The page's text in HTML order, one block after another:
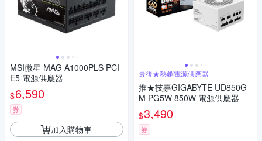
MSI微星 MAG A1000PLS PCI
E5 電源供應器
$6,590
券
加入購物車
最後★熱銷電源供應器
推★技嘉GIGABYTE UD850G
M PG5W 850W 電源供應器
$3,490
券